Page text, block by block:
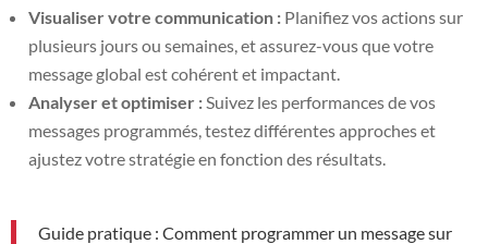
Visualiser votre communication : Planifiez vos actions sur
plusieurs jours ou semaines, et assurez-vous que votre
message global est cohérent et impactant.
Analyser et optimiser : Suivez les performances de vos
messages programmés, testez différentes approches et
ajustez votre stratégie en fonction des résultats.
Guide pratique : Comment programmer un message sur